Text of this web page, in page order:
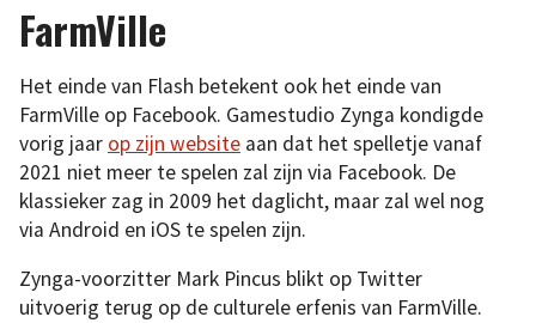
FarmVille
Het einde van Flash betekent ook het einde van
FarmVille op Facebook. Gamestudio Zynga kondigde
vorig jaar op zijn website aan dat het spelletje vanaf
2021 niet meer te spelen zal zijn via Facebook. De
klassieker zag in 2009 het daglicht, maar zal wel nog
via Android en iOS te spelen zijn.
Zynga-voorzitter Mark Pincus blikt op Twitter
uitvoerig terug op de culturele erfenis van FarmVille.